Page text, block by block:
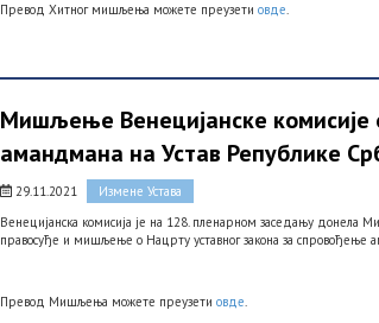
Превод Хитног мишљења можете преузетиовде.
Мишљење Венецијанске комисије
амандмана на Устав Републике
29.11.2021
Измене Устава
Венецијанска комисија је на 128. пленарном заседању донела
правосуђе и мишљење о Нацрту уставног закона за спровођење
Превод Мишљења можете преузетиовде.